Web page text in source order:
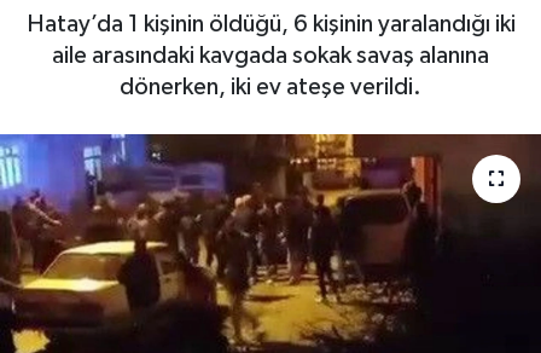
Hatay’da 1 kişinin öldüğü, 6 kişinin yaralandığı iki
aile arasındaki kavgada sokak savaş alanına
dönerken, iki ev ateşe verildi.